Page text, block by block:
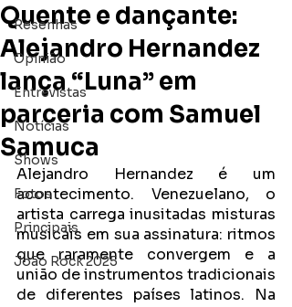
Resenhas
Opinião
Entrevistas
Notícias
Shows
Fotos
Principais
João Rock 2025
Quente e dançante:
Alejandro Hernandez
lança “Luna” em
parceria com Samuel
Samuca
Alejandro Hernandez é um
acontecimento. Venezuelano, o
artista carrega inusitadas misturas
musicais em sua assinatura: ritmos
que raramente convergem e a
união de instrumentos tradicionais
de diferentes países latinos. Na